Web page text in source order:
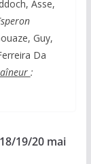
Asse,
Guy,
Da
:
19/20 mai